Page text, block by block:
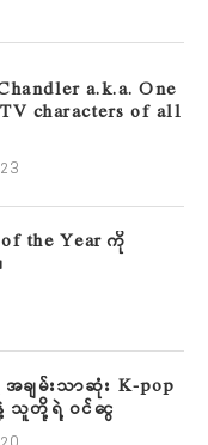
a.k.a. One
characters of all
the Year ကို
ချမ်းသာဆုံး K-pop
သူတို့ရဲ့ ဝင်ငွေ